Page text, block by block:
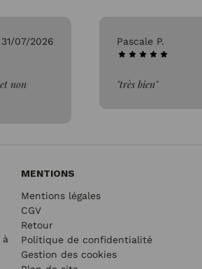
31/07/2026
non
Pascale P.
"très bien"
MENTIONS
Mentions légales
CGV
Retour
Politique de confidentialité
Gestion des cookies